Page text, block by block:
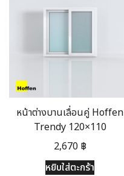
หน้าต่างบานเลื่อนคู่ Hoffen
Trendy 120×110
2,670 ฿
หยิบใส่ตะกร้า